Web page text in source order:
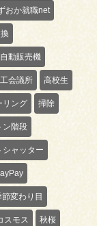
おか就職net
自動販売機
会議所 高校生
リング 掃除
ン階段
シャッター
節変わり目
スモス 秋桜